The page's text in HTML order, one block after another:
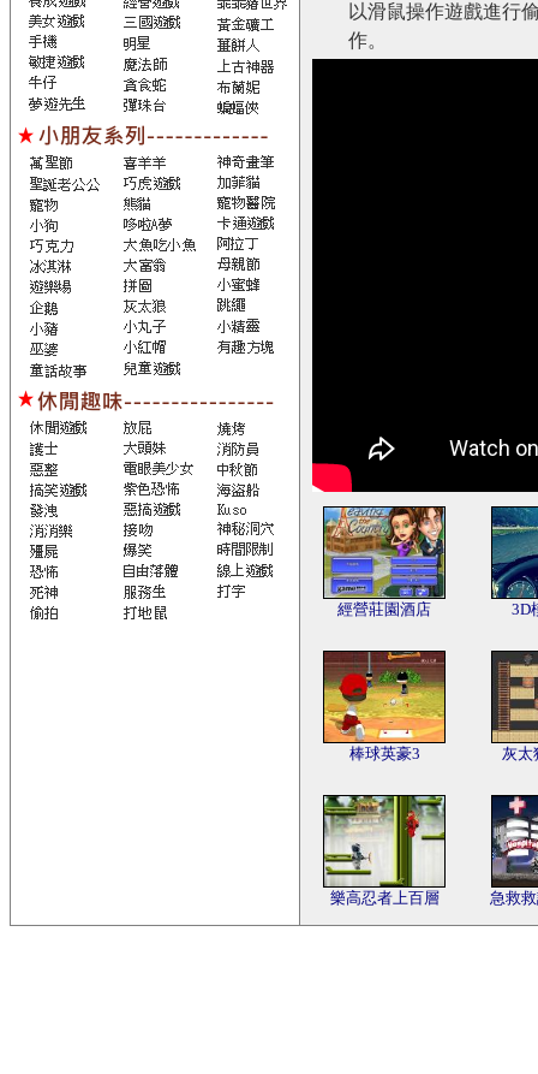
以滑鼠操作遊戲進行
作。
經營莊園酒店 3D
棒球英豪3 灰太
樂高忍者上百層 急救